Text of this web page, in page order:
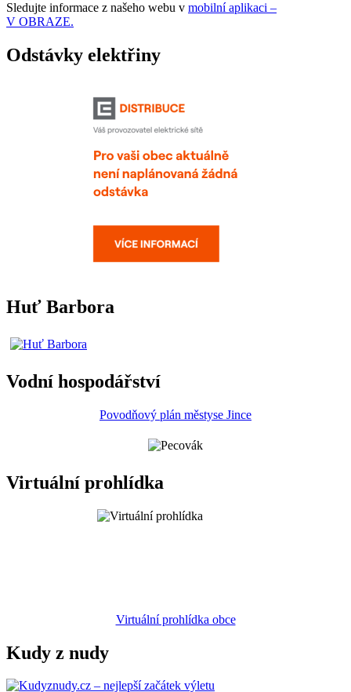
Sledujte informace z našeho webu v mobilní aplikaci –
V OBRAZE.
Odstávky elektřiny
Huť Barbora
Vodní hospodářství
Povodňový plán městyse Jince
Virtuální prohlídka
Virtuální prohlídka obce
Kudy z nudy